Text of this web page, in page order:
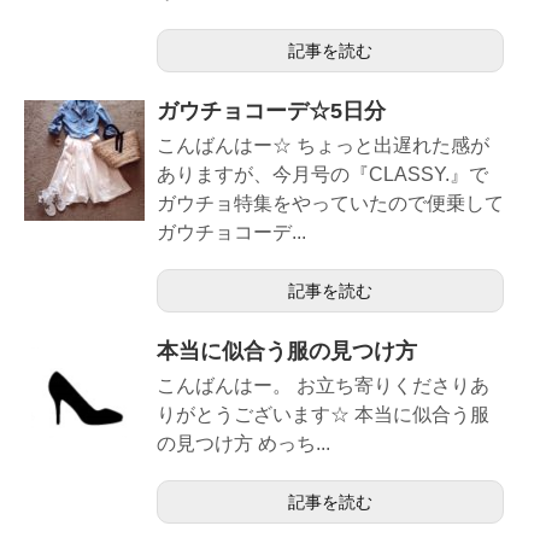
記事を読む
ガウチョコーデ☆5日分
こんばんはー☆ ちょっと出遅れた感が
ありますが、今月号の『CLASSY.』で
ガウチョ特集をやっていたので便乗して
ガウチョコーデ...
記事を読む
本当に似合う服の見つけ方
こんばんはー。 お立ち寄りくださりあ
りがとうございます☆ 本当に似合う服
の見つけ方 めっち...
記事を読む